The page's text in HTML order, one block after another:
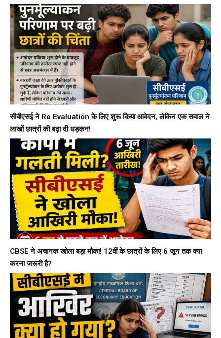
सीबीएसई ने Re Evaluation के लिए शुरू किया आवेदन, लेकिन एक सवाल ने
लाखों छात्रों की बढ़ा दी धड़कन!
CBSE ने अचानक खोला बड़ा मौका! 12वीं के छात्रों के लिए 6 जून तक क्या
करना जरूरी है?